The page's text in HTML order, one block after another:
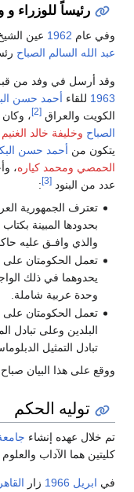
رئيساً للوزراء و
وفي عام 1962 عين
عبد الله السالم الصباح
وقد أرسل في وفد من
1963 للقاء أحمد حسن
الكويت والعراق [2] ،
الصباح وخليفة خالد الغنيم
يتكون من أحمد حسن
الحمصي ومحمد كياره،
عدد من البنود [3]
:
تعترف الجمهورية
بحدودها المبينة
والذي وافـق عليه
تعمل الحكومتان على
يحدوهما في ذلك
وحدة عربية شاملة.
تعمل الحكومتان على
البلدين وعلى تبادل
تبادل التمثيل
ووقع على هذا البيان
توليه الحكم
تم خلال عهده إنشاء
كليتين هما الآداب والعلوم
في ابريل 1966 زار